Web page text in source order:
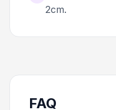
2cm.
FAQ